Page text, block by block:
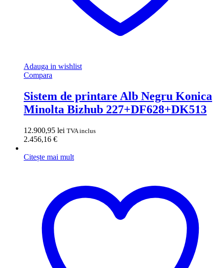
Adauga in wishlist
Compara
Sistem de printare Alb Negru Konica
Minolta Bizhub 227+DF628+DK513
12.900,95 lei TVA inclus
2.456,16 €
Citește mai mult